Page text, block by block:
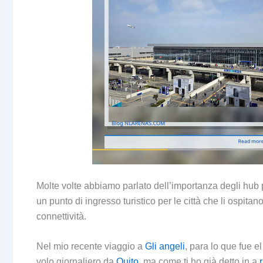
Molte volte abbiamo parlato dell’importanza degli
un punto di ingresso turistico per le città che li
connettività.
Nel mio recente viaggio a Gli angeli, para lo que fue